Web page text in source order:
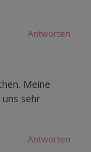
Antworten
Meine
sehr
Antworten